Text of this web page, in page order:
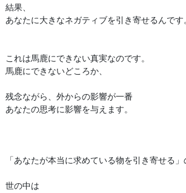
結果、
あなたに大きなネガティブを引き寄せるんです。
これは馬鹿にできない真実なのです。
馬鹿にできないどころか、
残念ながら、外からの影響が一番
あなたの思考に影響を与えます。
「あなたが本当に求めている物を引き寄せる」
世の中は